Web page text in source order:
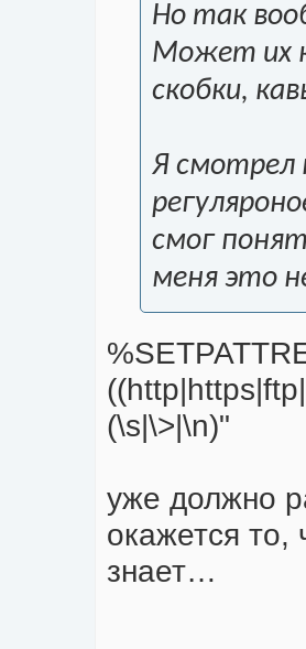
Но так
Может их
скобки,
Я смотрел
смог
меня это
(\s|\>|\n)"
уже должно
окажется то,
знает…